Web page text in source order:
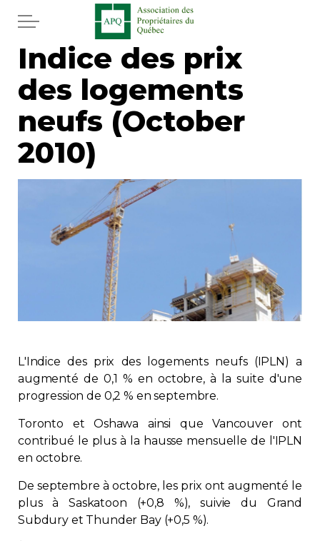
Aller au contenu principal
Accueil
Services
Actualités
Journal
Juridique
Mot de l'éditeur
Réglementation
Copropriété
Environnement
Rabais APQ
Indice des prix
des logements
neufs (October
2010)
L'Indice des prix des logements neufs (IPLN) a
augmenté de 0,1 % en octobre, à la suite d'une
progression de 0,2 % en septembre.
Toronto et Oshawa ainsi que Vancouver ont
contribué le plus à la hausse mensuelle de l'IPLN
en octobre.
De septembre à octobre, les prix ont augmenté le
plus à Saskatoon (+0,8 %), suivie du Grand
Subdury et Thunder Bay (+0,5 %).